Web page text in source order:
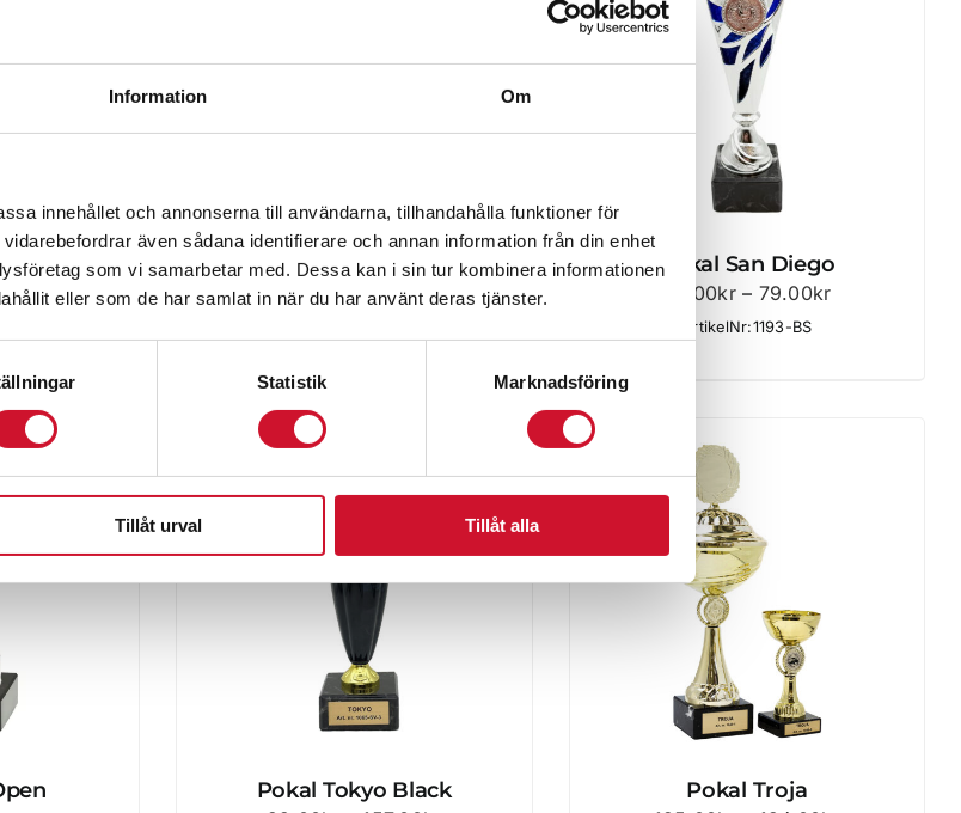
Information Om
innehållet och annonserna till användarna, tillhandahålla funktioner för
även sådana identifierare och annan information från din enhet
som vi samarbetar med. Dessa kan i sin tur kombinera informationen
eller som de har samlat in när du har använt deras tjänster.
Statistik Marknadsföring
Tillåt urval Tillåt alla
krPrisintervall:
1,788.00kr
Pokal Saint Louis
74.00kr – 119.00krPrisintervall:
119.00kr
Pokal San Diego
59.00kr – 79.00krPrisintervall:
ArtikelNr:1193-BS
Pokal Tokyo Black Pokal Troja